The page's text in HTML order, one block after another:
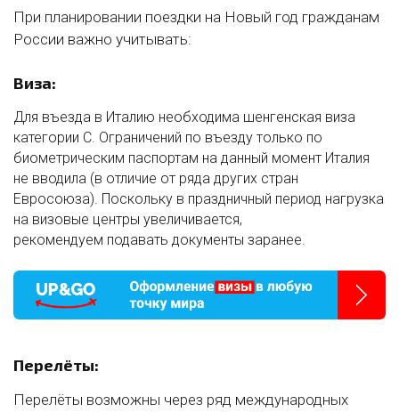
При планировании поездки на Новый год гражданам
России важно учитывать:
Виза:
Для въезда в Италию необходима шенгенская виза
категории C. Ограничений по въезду только по
биометрическим паспортам на данный момент Италия
не вводила (в отличие от ряда других стран
Евросоюза). Поскольку в праздничный период нагрузка
на визовые центры увеличивается,
рекомендуем подавать документы заранее.
Перелёты:
Перелёты возможны через ряд международных